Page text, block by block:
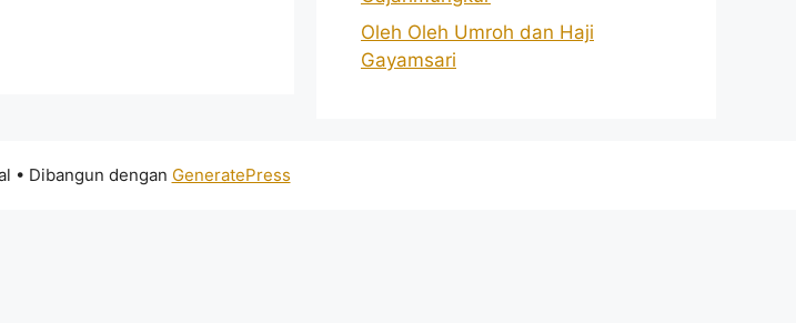
Oleh Oleh Umroh dan Haji
Gayamsari
• Dibangun dengan GeneratePress